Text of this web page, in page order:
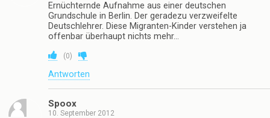
Ernüchternde Aufnahme aus einer deutschen
Grundschule in Berlin. Der geradezu verzweifelte
Deutschlehrer. Diese Migranten-Kinder verstehen ja
offenbar überhaupt nichts mehr…
(0)
Antworten
Spoox
10. September 2012